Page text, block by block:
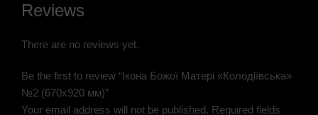
Reviews
There are no reviews yet.
Be the first to review “Ікона Божої Матері «Колодіївська»
№2 (670х920 мм)”
Your email address will not be published. Required fields